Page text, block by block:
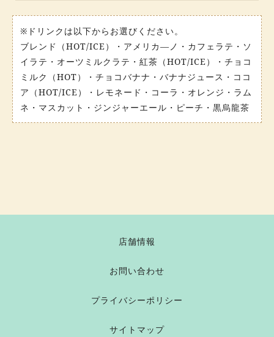
※ドリンクは以下からお選びください。
ブレンド（HOT/ICE）・アメリカ―ノ・カフェラテ・ソ
イラテ・オーツミルクラテ・紅茶（HOT/ICE）・チョコ
ミルク（HOT）・チョコバナナ・バナナジュース・ココ
ア（HOT/ICE）・レモネード・コーラ・オレンジ・ラム
ネ・マスカット・ジンジャーエール・ピーチ・黒烏龍茶
店舗情報
お問い合わせ
プライバシーポリシー
サイトマップ